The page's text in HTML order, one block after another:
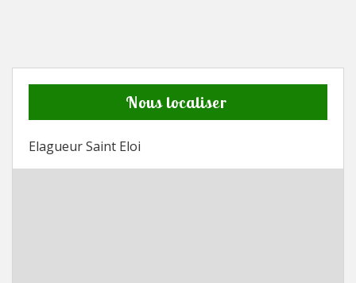
Nous localiser
Elagueur Saint Eloi